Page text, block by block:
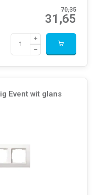
70,35
31,65
Event wit glans